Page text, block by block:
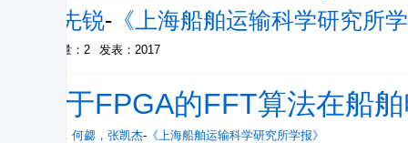
严先锐- 《上海船舶运输科学研究所
被引量：2 发表：2017
基于FPGA的FFT算法在船
， 何勰 ， 张凯杰- 《上海船舶运输科学研究所学报》